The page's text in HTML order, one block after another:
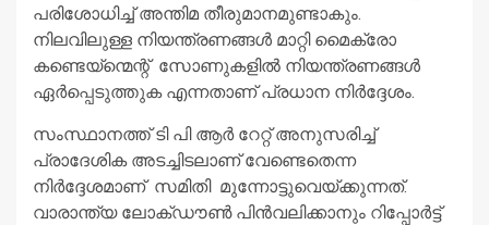
പരിശോധിച്ച് അന്തിമ തീരുമാനമുണ്ടാകും.
നിലവിലുള്ള നിയന്ത്രണങ്ങള്‍ മാറ്റി മൈക്രോ
കണ്ടെയ്‌ന്മെന്റ് സോണുകളില്‍ നിയന്ത്രണങ്ങള്‍
ഏര്‍പ്പെടുത്തുക എന്നതാണ് പ്രധാന നിര്‍ദ്ദേശം.
സംസ്ഥാനത്ത് ടി പി ആര്‍ റേറ്റ് അനുസരിച്ച്
പ്രാദേശിക അടച്ചിടലാണ് വേണ്ടെതെന്ന
നിര്‍ദ്ദേശമാണ് സമിതി മുന്നോട്ടുവെയ്ക്കുന്നത്.
വാരാന്ത്യ ലോക്ഡൗണ്‍ പിന്‍വലിക്കാനും റിപ്പോര്‍ട്ട്